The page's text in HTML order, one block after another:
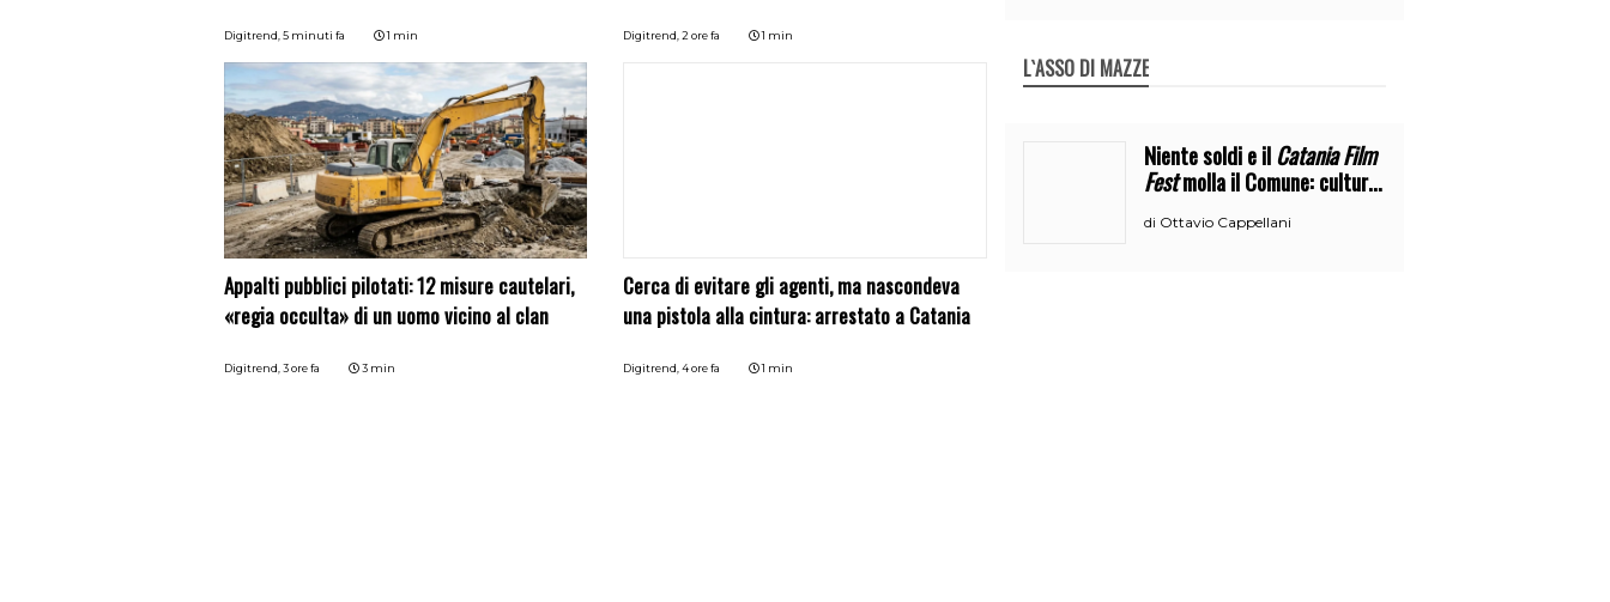
Digitrend, 5 minuti fa 1 min Digitrend,2 ore fa 1 min
Appalti pubblici pilotati: 12 misure cautelari,
«regia occulta» di un uomo vicino al clan
Digitrend, 3 ore fa 3 min
Cerca di evitare gli agenti, ma nascondeva
una pistola alla cintura: arrestato a Catania
Digitrend,4 ore fa 1 min
L`ASSO DI MAZZE
Niente soldi e ilCatania Film
Festmolla il Comune: cultura
di Ottavio Cappellani